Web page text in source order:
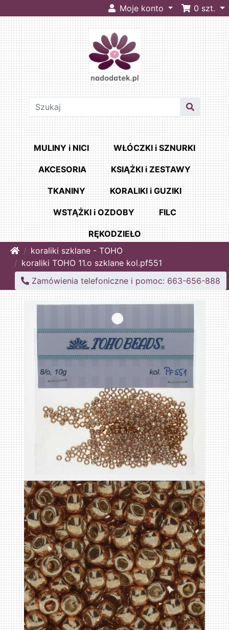
Moje konto 0 szt.
MULINY i NICI WŁÓCZKI i SZNURKI
AKCESORIA KSIĄŻKI i ZESTAWY
TKANINY KORALIKI i GUZIKI
WSTĄŻKI i OZDOBY FILC
RĘKODZIEŁO
Homekoraliki szklane - TOHO
koraliki TOHO 11.o szklane kol.pf551
Zamówienia telefoniczne i pomoc: 663-656-888